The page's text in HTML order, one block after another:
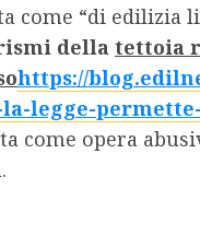
come “di edilizia
della tettoia
https://
la-legge-
come opera